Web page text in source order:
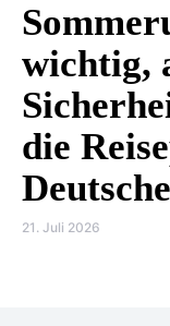
wichtig,
die
21. Juli 2026